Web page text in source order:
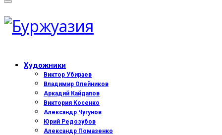
Художники
Виктор Убираев
Владимир Олейников
Аркадий Кайдалов
Виктория Косенко
Александр Чугунов
Юрий Редозубов
Александр Помазенко